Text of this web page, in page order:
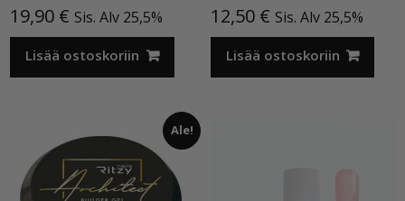
19,90 € Sis. Alv 25,5%
Lisää ostoskoriin
12,50 € Sis. Alv 25,5%
Lisää ostoskoriin
Ale!